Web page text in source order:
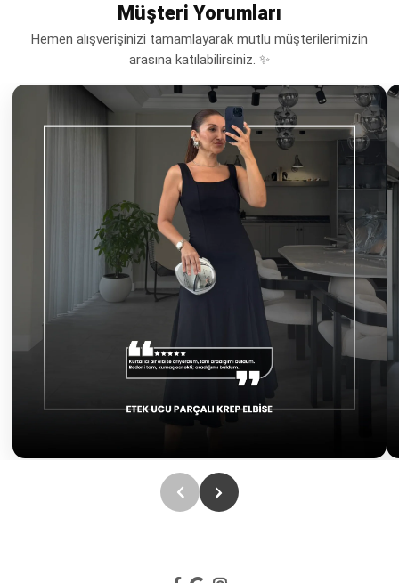
Müşteri Yorumları
Hemen alışverişinizi tamamlayarak mutlu müşterilerimizin
arasına katılabilirsiniz. ✨